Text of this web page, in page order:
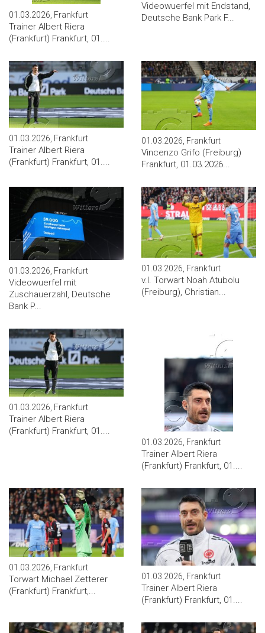
01.03.2026, Frankfurt
Trainer Albert Riera
(Frankfurt) Frankfurt, 01....
Videowuerfel mit Endstand,
Deutsche Bank Park F...
01.03.2026, Frankfurt
Trainer Albert Riera
(Frankfurt) Frankfurt, 01....
01.03.2026, Frankfurt
Vincenzo Grifo (Freiburg)
Frankfurt, 01.03.2026...
01.03.2026, Frankfurt
Videowuerfel mit
Zuschauerzahl, Deutsche
Bank P...
01.03.2026, Frankfurt
v.l. Torwart Noah Atubolu
(Freiburg), Christian...
01.03.2026, Frankfurt
Trainer Albert Riera
(Frankfurt) Frankfurt, 01....
01.03.2026, Frankfurt
Trainer Albert Riera
(Frankfurt) Frankfurt, 01....
01.03.2026, Frankfurt
Torwart Michael Zetterer
(Frankfurt) Frankfurt,...
01.03.2026, Frankfurt
Trainer Albert Riera
(Frankfurt) Frankfurt, 01....